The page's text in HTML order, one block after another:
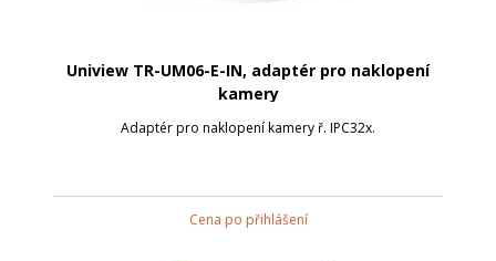
Uniview TR-UM06-E-IN, adaptér pro naklopení
kamery
Adaptér pro naklopení kamery ř. IPC32x.
Cena po přihlášení